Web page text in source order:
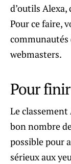
d’outils
Pour ce faire,
communautés
webmasters.
Pour finir
Le
bon nombre
possible pour
sérieux aux